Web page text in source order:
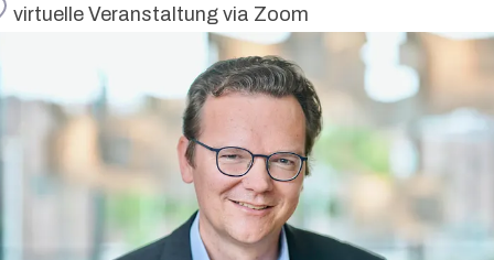
Ort
virtuelle Veranstaltung via Zoom